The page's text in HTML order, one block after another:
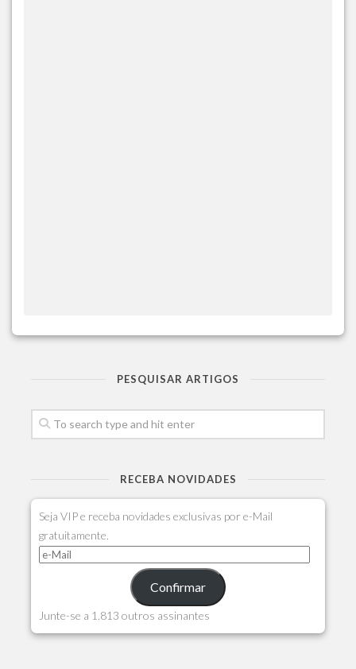
PESQUISAR ARTIGOS
RECEBA NOVIDADES
Seja VIP e receba novidades exclusivas por e-Mail
gratuitamente.
Confirmar
Junte-se a 1.813 outros assinantes